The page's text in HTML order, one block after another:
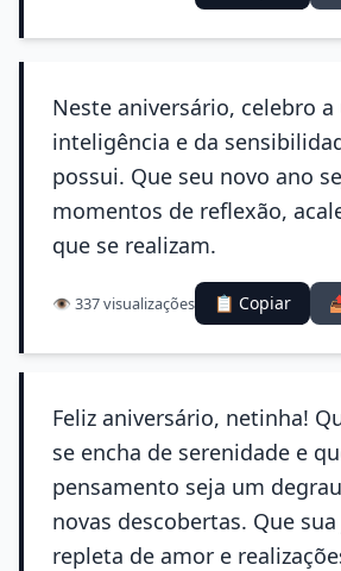
Neste aniversário, celebro a
inteligência e da
possui. Que seu novo ano
momentos de reflexão,
que se realizam.
👁️ 337 visualizações 📋 Copiar
Feliz aniversário, netinha!
se encha de serenidade e
pensamento seja um
novas descobertas. Que
repleta de amor e